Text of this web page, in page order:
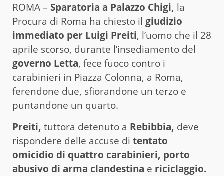
ROMA – Sparatoria a Palazzo Chigi, la
Procura di Roma ha chiesto il giudizio
immediato per Luigi Preiti, l’uomo che il 28
aprile scorso, durante l’insediamento del
governo Letta, fece fuoco contro i
carabinieri in Piazza Colonna, a Roma,
ferendone due, sfiorandone un terzo e
puntandone un quarto.
Preiti, tuttora detenuto a Rebibbia, deve
rispondere delle accuse di tentato
omicidio di quattro carabinieri, porto
abusivo di arma clandestina e riciclaggio.